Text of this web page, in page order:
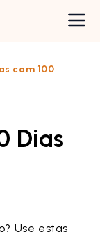
com 100
Dias
Use estas